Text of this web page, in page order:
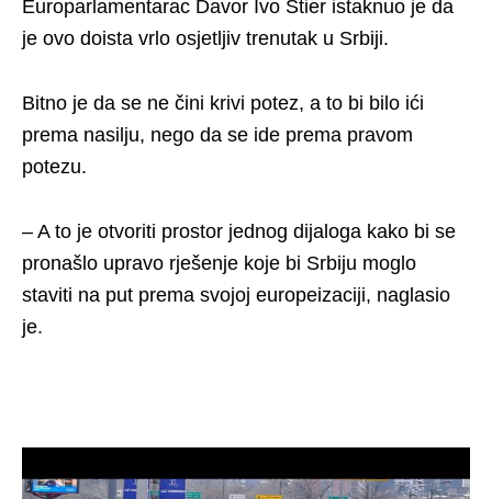
Europarlamentarac Davor Ivo Stier istaknuo je da
je ovo doista vrlo osjetljiv trenutak u Srbiji.
Bitno je da se ne čini krivi potez, a to bi bilo ići
prema nasilju, nego da se ide prema pravom
potezu.
– A to je otvoriti prostor jednog dijaloga kako bi se
pronašlo upravo rješenje koje bi Srbiju moglo
staviti na put prema svojoj europeizaciji, naglasio
je.